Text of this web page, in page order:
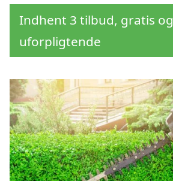
Indhent 3 tilbud, gratis og
uforpligtende